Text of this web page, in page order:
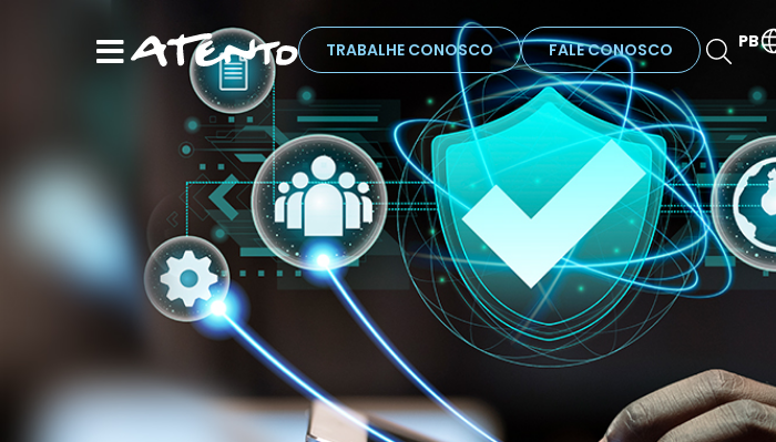
TRABALHE CONOSCO FALE CONOSCO PB